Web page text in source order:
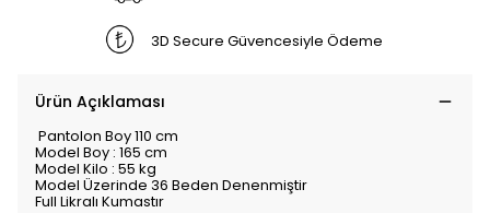
3D Secure Güvencesiyle Ödeme
Ürün Açıklaması
Pantolon Boy 110 cm
Model Boy : 165 cm
Model Kilo : 55 kg
Model Üzerinde 36 Beden Denenmiştir
Full Likralı Kumastır